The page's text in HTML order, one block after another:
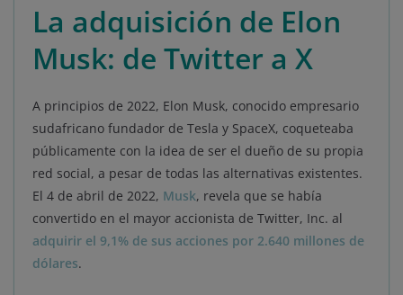
La adquisición de Elon
Musk: de Twitter a X
A principios de 2022, Elon Musk, conocido empresario
sudafricano fundador de Tesla y SpaceX, coqueteaba
públicamente con la idea de ser el dueño de su propia
red social, a pesar de todas las alternativas existentes.
El 4 de abril de 2022, Musk, revela que se había
convertido en el mayor accionista de Twitter, Inc. al
adquirir el 9,1% de sus acciones por 2.640 millones de
dólares.